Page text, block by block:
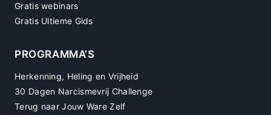
Gratis webinars
Gratis Ultieme Gids
PROGRAMMA’S
Herkenning, Heling en Vrijheid
30 Dagen Narcismevrij Challenge
Terug naar Jouw Ware Zelf